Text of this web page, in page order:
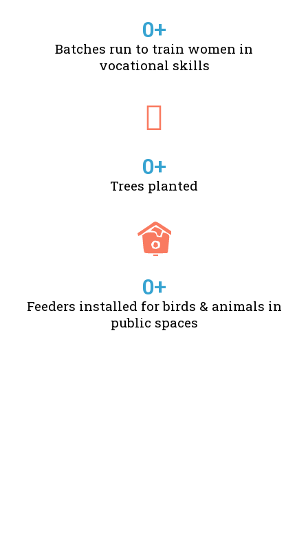
Batches run to train women in
vocational skills
0+
Trees planted
0+
Feeders installed for birds & animals in
public spaces
0+